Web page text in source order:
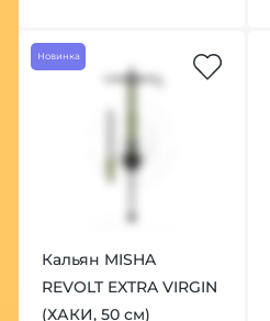
Новинка
Кальян MISHA
REVOLT EXTRA VIRGIN
(ХАКИ, 50 см)